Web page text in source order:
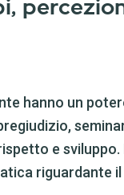
hanno un
e
riguardante